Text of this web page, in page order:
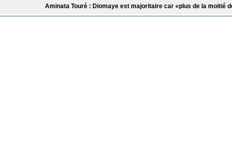
Aminata Touré : Diomaye est majoritaire car «plus de la moitié des maires du